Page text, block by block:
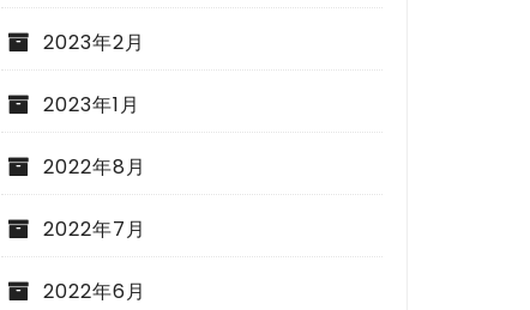
2023年2月
2023年1月
2022年8月
2022年7月
2022年6月